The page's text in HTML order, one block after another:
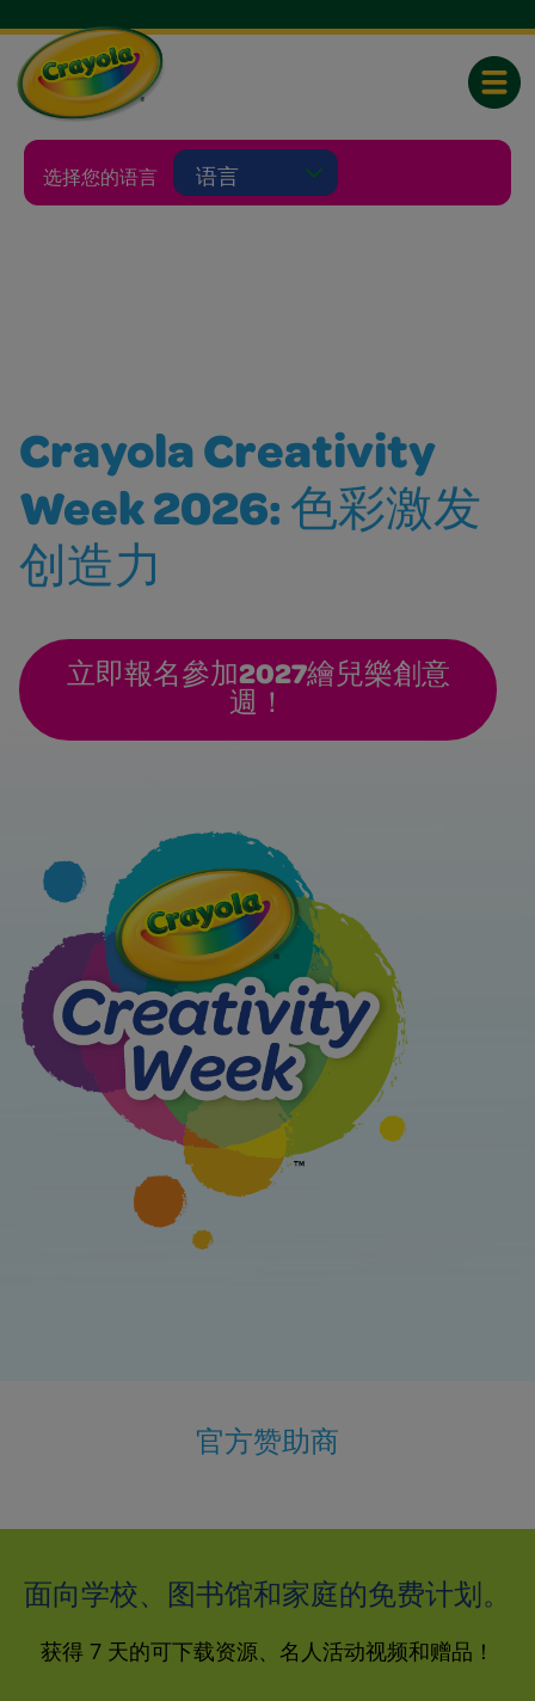
选择您的语言 Selecting a language will reload
Crayola Creativity
Week 2026: 色彩激发
创造力
立即報名參加2027繪兒樂創意
週！
官方赞助商
面向学校、图书馆和家庭的免费计划。
获得 7 天的可下载资源、名人活动视频和赠品！